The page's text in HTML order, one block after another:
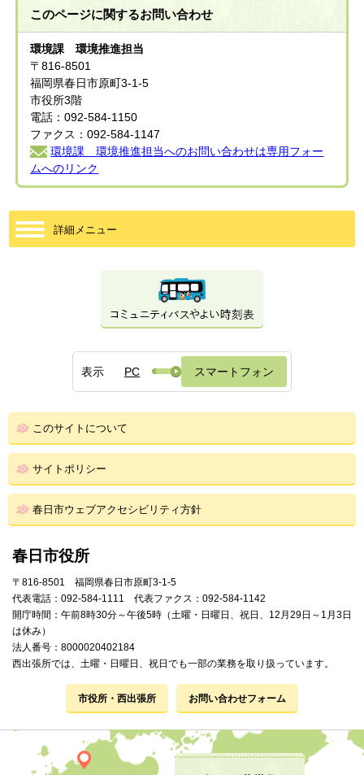
このページに関するお問い合わせ
環境課 環境推進担当
〒816-8501
福岡県春日市原町3-1-5
市役所3階
電話：092-584-1150
ファクス：092-584-1147
環境課 環境推進担当へのお問い合わせは専用フォー
ムへのリンク
詳細メニュー
表示 PC スマートフォン
このサイトについて
サイトポリシー
春日市ウェブアクセシビリティ方針
春日市役所
〒816-8501 福岡県春日市原町3-1-5
代表電話：092-584-1111 代表ファクス：092-584-1142
開庁時間：午前8時30分～午後5時（土曜・日曜日、祝日、12月29日～1月3日
は休み）
法人番号：8000020402184
西出張所では、土曜・日曜日、祝日でも一部の業務を取り扱っています。
市役所・西出張所 お問い合わせフォーム